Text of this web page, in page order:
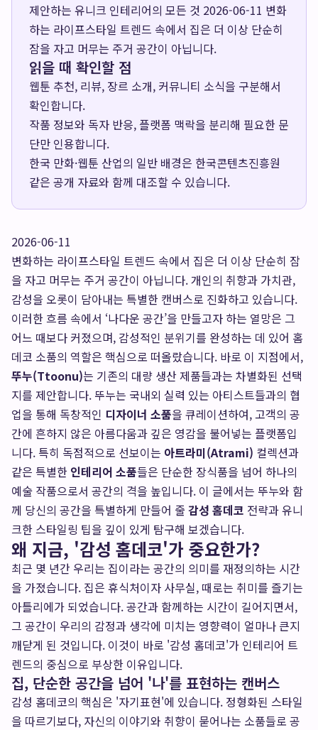
제안하는 유니크 인테리어의 모든 것 2026-06-11 변화
하는 라이프스타일 트렌드 속에서 집은 더 이상 단순히
잠을 자고 머무는 주거 공간이 아닙니다.
읽을 때 확인할 점
웹툰 추천, 리뷰, 장르 소개, 커뮤니티 소식을 구분해서
확인합니다.
작품 정보와 독자 반응, 플랫폼 맥락을 분리해 필요한 문
단만 인용합니다.
한국 만화·웹툰 산업의 일반 배경은 한국콘텐츠진흥원
같은 공개 자료와 함께 대조할 수 있습니다.
2026-06-11
변화하는 라이프스타일 트렌드 속에서 집은 더 이상 단순히 잠
을 자고 머무는 주거 공간이 아닙니다. 개인의 취향과 가치관,
감성을 오롯이 담아내는 특별한 캔버스로 진화하고 있습니다.
이러한 흐름 속에서 ‘나다운 공간’을 만들고자 하는 열망은 그
어느 때보다 커졌으며, 감성적인 분위기를 완성하는 데 있어 홈
데코 소품의 역할은 핵심으로 떠올랐습니다. 바로 이 지점에서,
뚜누(Ttoonu)는 기존의 대량 생산 제품들과는 차별화된 선택
지를 제안합니다. 뚜누는 국내외 실력 있는 아티스트들과의 협
업을 통해 독창적인 디자이너 소품을 큐레이션하여, 고객의 공
간에 흔하지 않은 아름다움과 깊은 영감을 불어넣는 플랫폼입
니다. 특히 독점적으로 선보이는 아트라미(Atrami) 컬렉션과
같은 특별한 인테리어 소품들은 단순한 장식품을 넘어 하나의
예술 작품으로서 공간의 격을 높입니다. 이 글에서는 뚜누와 함
께 당신의 공간을 특별하게 만들어 줄 감성 홈데코 전략과 유니
크한 스타일링 팁을 깊이 있게 탐구해 보겠습니다.
왜 지금, '감성 홈데코'가 중요한가?
최근 몇 년간 우리는 집이라는 공간의 의미를 재정의하는 시간
을 가졌습니다. 집은 휴식처이자 사무실, 때로는 취미를 즐기는
아틀리에가 되었습니다. 공간과 함께하는 시간이 길어지면서,
그 공간이 우리의 감정과 생각에 미치는 영향력이 얼마나 큰지
깨닫게 된 것입니다. 이것이 바로 '감성 홈데코'가 인테리어 트
렌드의 중심으로 부상한 이유입니다.
집, 단순한 공간을 넘어 '나'를 표현하는 캔버스
감성 홈데코의 핵심은 '자기표현'에 있습니다. 정형화된 스타일
을 따르기보다, 자신의 이야기와 취향이 묻어나는 소품들로 공